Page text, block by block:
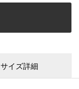
サイズ詳細